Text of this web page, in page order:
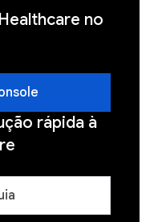
no
rápida à